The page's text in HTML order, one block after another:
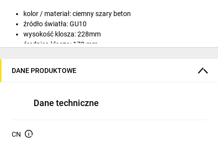
kolor / materiał: ciemny szary beton
źródło światła: GU10
wysokość klosza: 228mm
średnica klosza: 170 mm
DANE PRODUKTOWE
Dane techniczne
CN